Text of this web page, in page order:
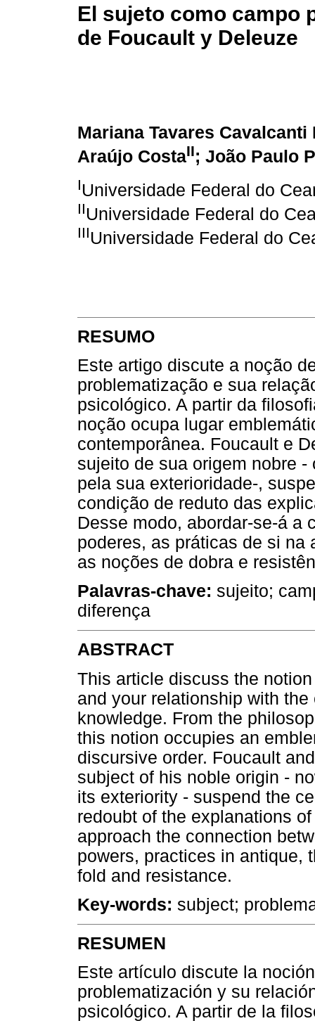
El sujeto como campo
de Foucault y Deleuze
Mariana Tavares Cavalcanti
Araújo CostaII; João Paulo
IUniversidade Federal do
IIUniversidade Federal do
IIIUniversidade Federal do
RESUMO
Este artigo discute a noção
problematização e sua
psicológico. A partir da
noção ocupa lugar
contemporânea. Foucault e
sujeito de sua origem nobre
pela sua exterioridade-,
condição de reduto das
Desse modo, abordar-se-á a
poderes, as práticas de si na
as noções de dobra e
Palavras-chave: sujeito;
diferença
ABSTRACT
This article discuss the
and your relationship with
knowledge. From the
this notion occupies an
discursive order. Foucault
subject of his noble origin -
its exteriority - suspend the
redoubt of the explanations
approach the connection
powers, practices in antique,
fold and resistance.
Key-words: subject;
RESUMEN
Este artículo discute la
problematización y su
psicológico. A partir de la